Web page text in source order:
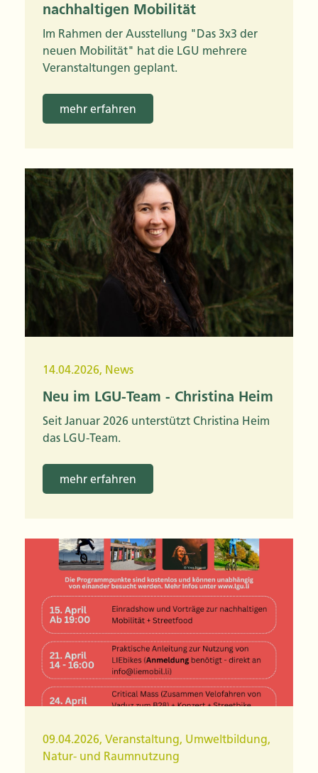
nachhaltigen Mobilität
Im Rahmen der Ausstellung "Das 3x3 der
neuen Mobilität" hat die LGU mehrere
Veranstaltungen geplant.
mehr erfahren
14.04.2026, News
Neu im LGU-Team - Christina Heim
Seit Januar 2026 unterstützt Christina Heim
das LGU-Team.
mehr erfahren
09.04.2026, Veranstaltung, Umweltbildung,
Natur- und Raumnutzung